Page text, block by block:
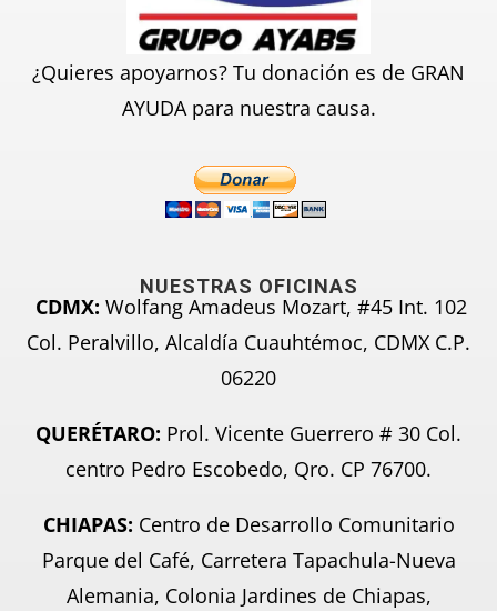
¿Quieres apoyarnos? Tu donación es de GRAN
AYUDA para nuestra causa.
NUESTRAS OFICINAS
CDMX: Wolfang Amadeus Mozart, #45 Int. 102
Col. Peralvillo, Alcaldía Cuauhtémoc, CDMX C.P.
06220
QUERÉTARO: Prol. Vicente Guerrero # 30 Col.
centro Pedro Escobedo, Qro. CP 76700.
CHIAPAS: Centro de Desarrollo Comunitario
Parque del Café, Carretera Tapachula-Nueva
Alemania, Colonia Jardines de Chiapas,